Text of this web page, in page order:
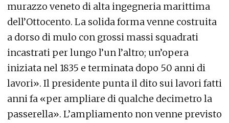
murazzo veneto di alta ingegneria marittima
dell’Ottocento. La solida forma venne costruita
a dorso di mulo con grossi massi squadrati
incastrati per lungo l’un l’altro; un’opera
iniziata nel 1835 e terminata dopo 50 anni di
lavori». Il presidente punta il dito sui lavori fatti
anni fa «per ampliare di qualche decimetro la
passerella». L’ampliamento non venne previsto